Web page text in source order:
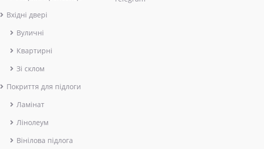
Вхідні двері
Вуличні
Квартирні
Зі склом
Покриття для підлоги
Ламінат
Лінолеум
Вінілова підлога